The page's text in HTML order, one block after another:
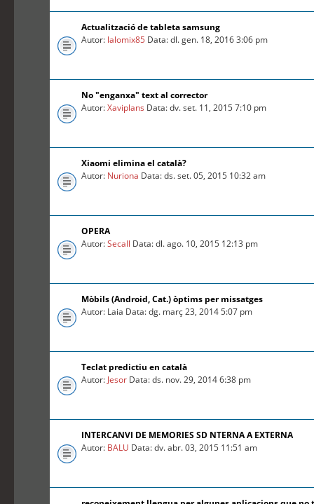
Actualització de tableta samsung
Autor: lalomix85 Data: dl. gen. 18, 2016 3:06 pm
No "enganxa" text al corrector
Autor:Xaviplans Data: dv. set. 11, 2015 7:10 pm
Xiaomi elimina el català?
Autor: Nuriona Data: ds. set. 05, 2015 10:32 am
OPERA
Autor:Secall Data: dl. ago. 10, 2015 12:13 pm
Mòbils (Android, Cat.) òptims per missatges
Autor: Laia Data: dg. març 23, 2014 5:07 pm
Teclat predictiu en català
Autor: Jesor Data: ds. nov. 29, 2014 6:38 pm
INTERCANVI DE MEMORIES SD NTERNA A EXTERNA
Autor: BALU Data: dv. abr. 03, 2015 11:51 am